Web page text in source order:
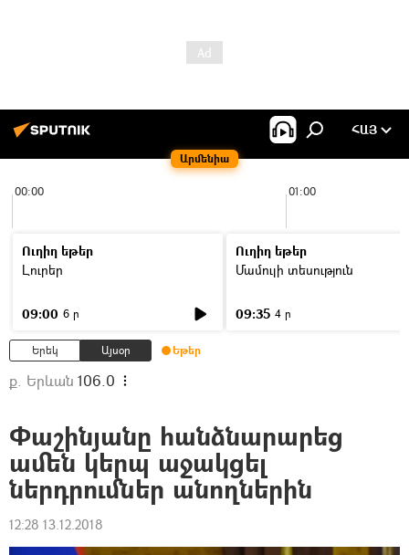
Արմենիա
ՀԱՅ
00:00 01:00
Ուղիղ եթեր
Լուրեր
09:00 6 ր
Ուղիղ եթեր
Մամուլի տեսություն
09:35 4 ր
Երեկ Այսօր Եթեր
ք. Երևան 106.0
Փաշինյանը հանձնարարեց
ամեն կերպ աջակցել
ներդրումներ անողներին
12:28 13.12.2018